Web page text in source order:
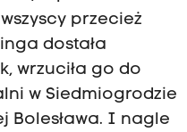
przecież
dostała
wrzuciła go do
w Siedmiogrodzie
Bolesława. I nagle